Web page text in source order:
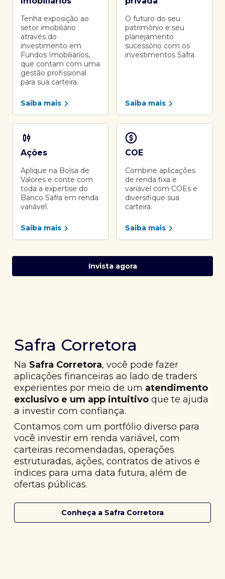
Tenha exposição ao
setor imobiliário
através do
investimento em
Fundos Imobiliários,
que contam com uma
gestão profissional
para sua carteira.
Saiba mais
O futuro do seu
patrimônio e seu
planejamento
sucessório com os
investimentos Safra.
Saiba mais
Ações
Aplique na Bolsa de
Valores e conte com
toda a expertise do
Banco Safra em renda
variável.
Saiba mais
COE
Combine aplicações
de renda fixa e
variável com COEs e
diversifique sua
carteira.
Saiba mais
Invista agora
Safra Corretora
Na Safra Corretora, você pode fazer
aplicações financeiras ao lado de traders
experientes por meio de um atendimento
exclusivo e um app intuitivo que te ajuda
a investir com confiança.
Contamos com um portfólio diverso para
você investir em renda variável, com
carteiras recomendadas, operações
estruturadas, ações, contratos de ativos e
índices para uma data futura, além de
ofertas públicas.
Conheça a Safra Corretora